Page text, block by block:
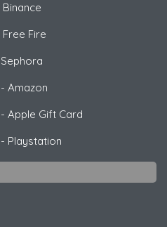
Binance
Free Fire
Sephora
- Amazon
- Apple Gift Card
- Playstation